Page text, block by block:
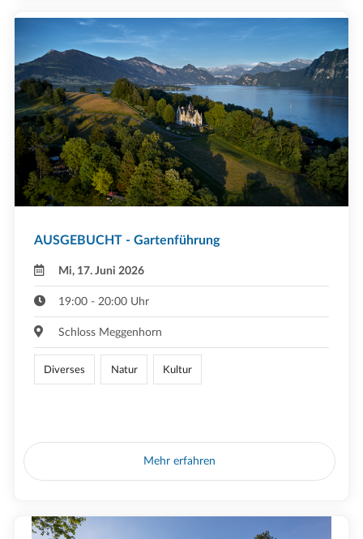
AUSGEBUCHT - Gartenführung
Mi, 17. Juni 2026
19:00 - 20:00 Uhr
Schloss Meggenhorn
Diverses Natur Kultur
Mehr erfahren